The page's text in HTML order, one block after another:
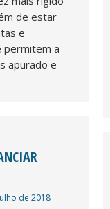
de estar
e
permitem a
apurado e
de 2018